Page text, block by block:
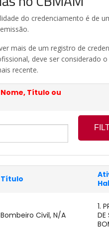
do credenciamento é de
mais de um registro de
deve ser considerado o
recente.
Título ou
Título
Bombeiro Civil, N/A
1.
DE